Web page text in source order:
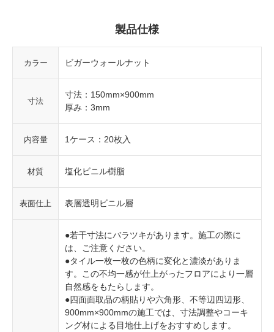
製品仕様
カラー ビガーウォールナット
寸法
寸法：150mm×900mm
厚み：3mm
内容量 1ケース：20枚入
材質 塩化ビニル樹脂
表面仕上 表層透明ビニル層
●若干寸法にバラツキがあります。施工の際に
は、ご注意ください。
●タイル一枚一枚の色柄に変化と濃淡がありま
す。この不均一感が仕上がったフロアにより一層
自然感をもたらします。
●四面面取品の柄貼りや六角形、不等辺四辺形、
900mm×900mmの施工では、寸法調整やコーキ
ング材による目地仕上げをおすすめします。